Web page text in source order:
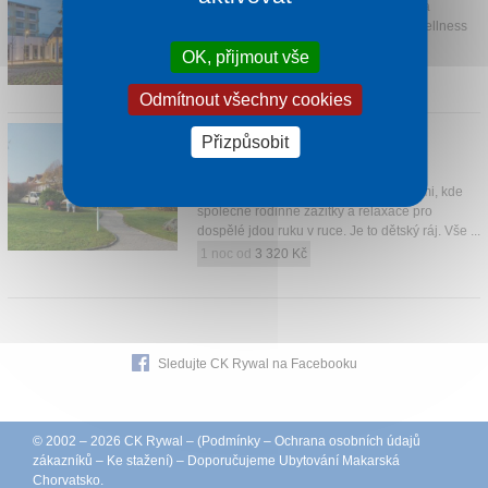
Hotel se nachází přímo na břehu jezera
Balaton, v hotelu na vás čeká Spa & Wellness
svět o velikosti 1 500 m2.
1 noc od
KOLPING HOTEL SPA & FAMILY
RESORT
Hotel je plně zařízený pro rodiny s dětmi, kde
společné rodinné zážitky a relaxace pro
dospělé jdou ruku v ruce. Je to dětský ráj. Vše ...
1 noc od 3 320 Kč
Sledujte CK Rywal na Facebooku
© 2002 – 2026 CK Rywal – (Podmínky – Ochrana osobních údajů
zákazníků – Ke stažení) – Doporučujeme Ubytování Makarská
Chorvatsko.
OK, přijmout vše
Odmítnout všechny cookies
Přizpůsobit